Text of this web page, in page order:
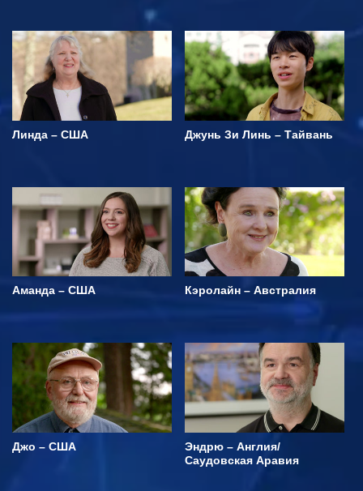
Линда – США Джунь Зи Линь – Тайвань
Аманда – США Кэролайн – Австралия
Джо – США
Эндрю – Англия/
Саудовская Аравия